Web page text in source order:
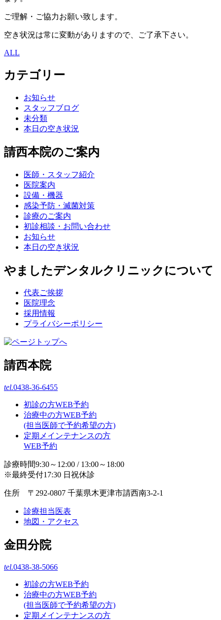
ご理解・ご協力お願い致します。
空き状況は常に変動がありますので、ご了承下さい。
ALL
カテゴリー
お知らせ
スタッフブログ
未分類
本日の空き状況
請西本院のご案内
医師・スタッフ紹介
医院案内
設備・機器
感染予防・滅菌対策
診療のご案内
初診相談・お問い合わせ
お知らせ
本日の空き状況
やましたデンタルクリニックについて
代表ご挨拶
医院理念
採用情報
プライバシーポリシー
請西本院
tel.0438-36-6455
初診の方WEB予約
治療中の方WEB予約
(担当医師で予約希望の方)
定期メインテナンスの方
WEB予約
診療時間9:30～12:00 / 13:00～18:00
※最終受付17:30 日祝休診
住所 〒292-0807 千葉県木更津市請西南3-2-1
診療担当医表
地図・アクセス
金田分院
tel.0438-38-5066
初診の方WEB予約
治療中の方WEB予約
(担当医師で予約希望の方)
定期メインテナンスの方